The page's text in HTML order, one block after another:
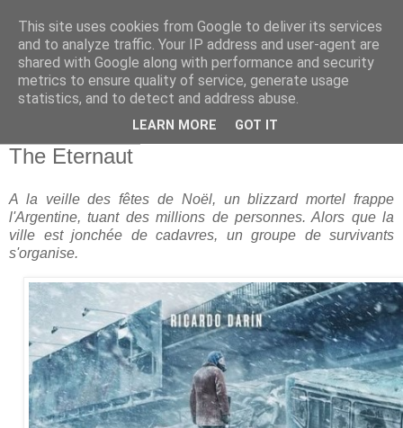
The Eternaut
A la veille des fêtes de Noël, un blizzard mortel frappe
l'Argentine, tuant des millions de personnes. Alors que la
ville est jonchée de cadavres, un groupe de survivants
s'organise.
This site uses cookies from Google to deliver its services
and to analyze traffic. Your IP address and user-agent are
shared with Google along with performance and security
metrics to ensure quality of service, generate usage
statistics, and to detect and address abuse.
LEARN MORE GOT IT